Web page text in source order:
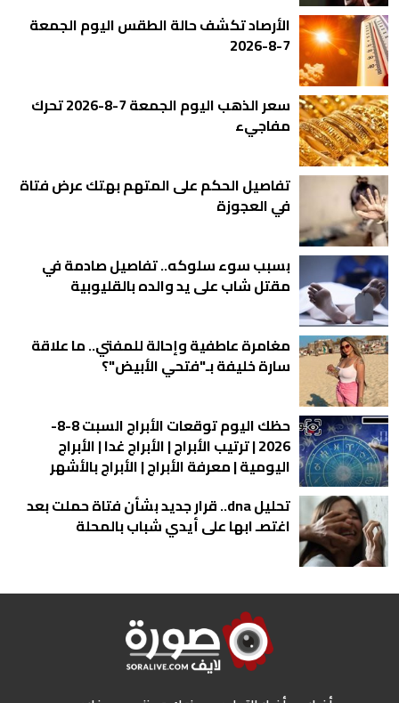
الأرصاد تكشف حالة الطقس اليوم الجمعة
7-8-2026
سعر الذهب اليوم الجمعة 7-8-2026 تحرك
مفاجيء
تفاصيل الحكم على المتهم بهتك عرض فتاة
في العجوزة
بسبب سوء سلوكه.. تفاصيل صادمة في
مقتل شاب على يد والده بالقليوبية
مغامرة عاطفية وإحالة للمفتي.. ما علاقة
سارة خليفة بـ"فتحي الأبيض"؟
حظك اليوم توقعات الأبراج السبت 8-8-
2026 | ترتيب الأبراج | الأبراج غدا | الأبراج
اليومية | معرفة الأبراج | الأبراج بالأشهر
تحليل dna.. قرار جديد بشأن فتاة حملت بعد
اغتصـ ابها على أيدي شباب بالمحلة